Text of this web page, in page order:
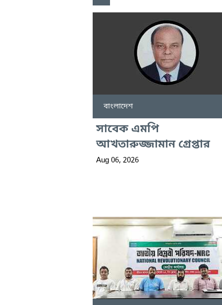
বাংলাদেশ
সাবেক এমপি
আখতারুজ্জামান গ্রেপ্তার
Aug 06, 2026